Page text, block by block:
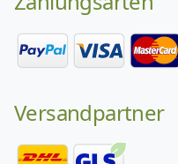
Versandpartner